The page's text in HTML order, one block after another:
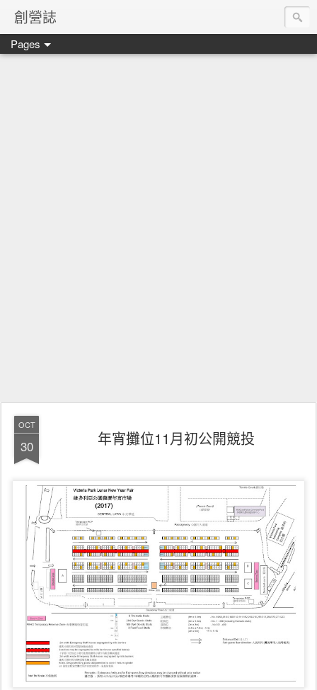
創營誌
Pages
OCT
30 年宵攤位11月初公開競投